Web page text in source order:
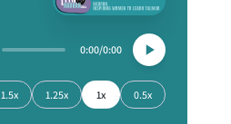
0:00
0:00
0.5x
1x
1.25x
1.5x